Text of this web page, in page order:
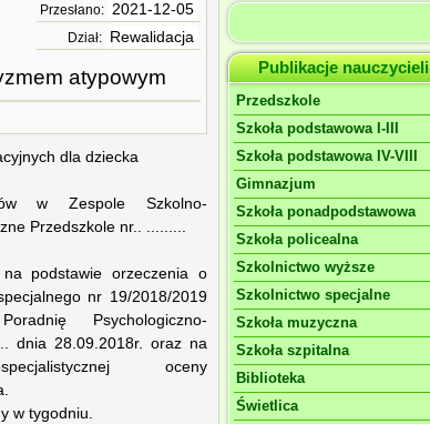
Przesłano: 2021-12-05
Dział: Rewalidacja
atypowym
dla dziecka
w Zespole Szkolno-
Przedszkole nr.. .........
na podstawie orzeczenia o
nr 19/2018/2019
Psychologiczno-
dnia 28.09.2018r. oraz na
oceny
w tygodniu.
Publikacje nauczycieli
Przedszkole
Szkoła podstawowa I-III
Szkoła podstawowa IV-VIII
Gimnazjum
Szkoła ponadpodstawowa
Szkoła policealna
Szkolnictwo wyższe
Szkolnictwo specjalne
Szkoła muzyczna
Szkoła szpitalna
Biblioteka
Świetlica